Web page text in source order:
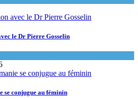
le Dr Pierre Gosselin
se conjugue au féminin